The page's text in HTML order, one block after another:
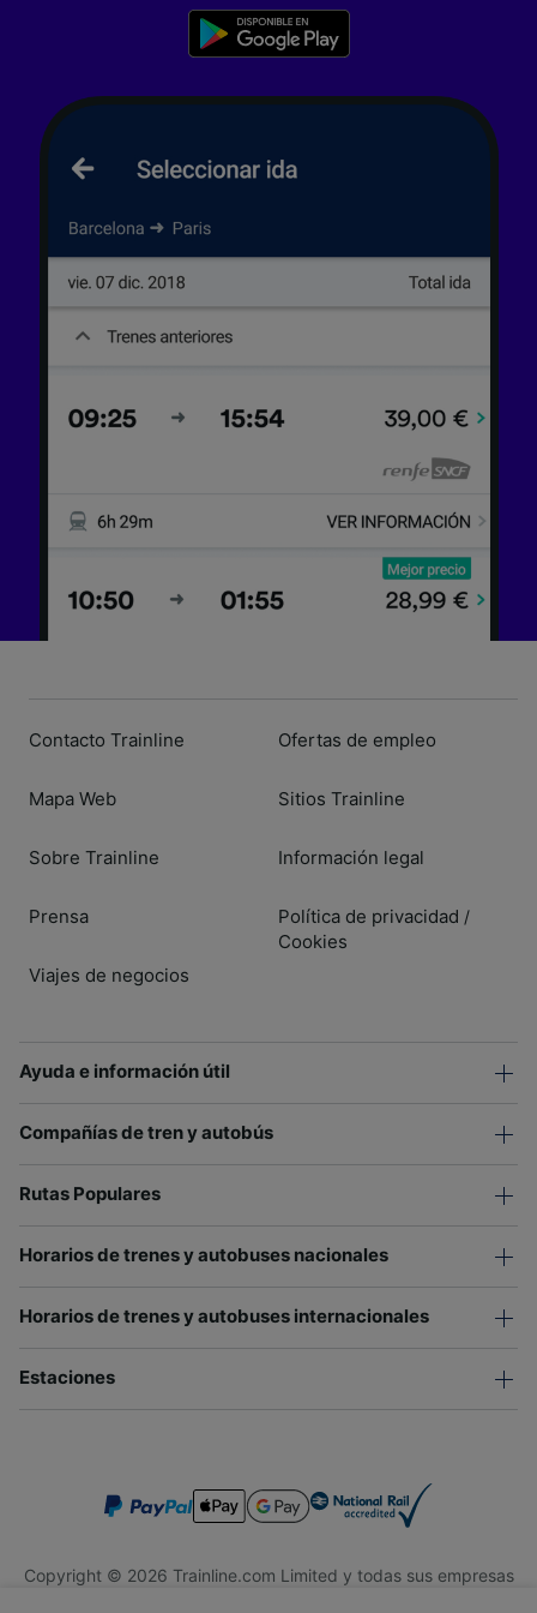
Contacto Trainline
Mapa Web
Sobre Trainline
Prensa
Viajes de negocios
Ofertas de empleo
Sitios Trainline
Información legal
Política de privacidad /
Cookies
Ayuda e información útil
Compañías de tren y autobús
Rutas Populares
Horarios de trenes y autobuses nacionales
Horarios de trenes y autobuses internacionales
Estaciones
Copyright © 2026 Trainline.com Limited y todas sus empresas